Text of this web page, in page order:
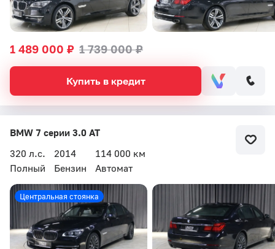
1 489 000 ₽ 1 739 000 ₽
Купить в кредит
BMW 7 серии 3.0 AT
320 л.с.
2014
114 000 км
Полный
Бензин Автомат
Центральная стоянка